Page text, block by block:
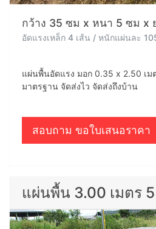
กว้าง 35 ซม x หนา 5 ซม x
อัดแรงเหล็ก 4 เส้น / หนักแผ่นละ
แผ่นพื้นอัดแรง มอก 0.35 x 2.50 เม
มาตรฐาน จัดส่งไว จัดส่งถึงบ้าน
สอบถาม ขอใบเสนอราคา
แผ่นพื้น 3.00 เมตร 5